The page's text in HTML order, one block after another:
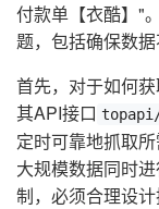
付款单【衣酷】"
题，包括确保数
首先，对于如何
其API接口
定时可靠地抓取
大规模数据同时
制，必须合理设